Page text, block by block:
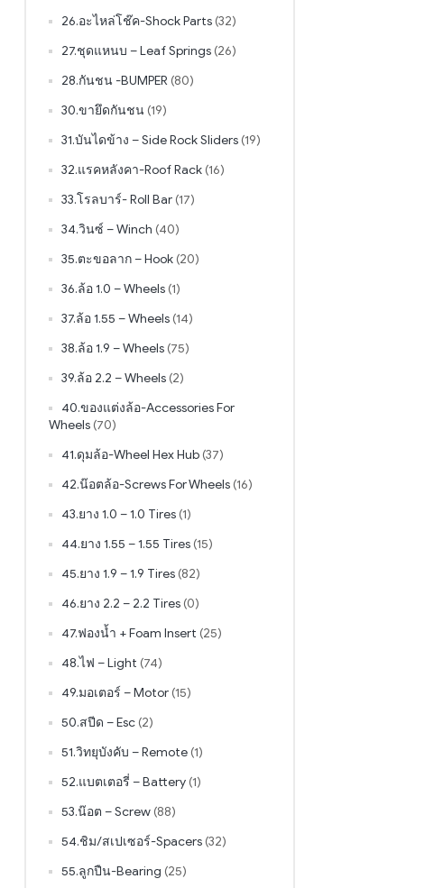
26.อะไหล่โช๊ค-Shock Parts (32)
27.ชุดแหนบ – Leaf Springs (26)
28.กันชน -BUMPER (80)
30.ขายึดกันชน (19)
31.บันไดข้าง – Side Rock Sliders (19)
32.แรคหลังคา-Roof Rack (16)
33.โรลบาร์- Roll Bar (17)
34.วินซ์ – Winch (40)
35.ตะขอลาก – Hook (20)
36.ล้อ 1.0 – Wheels (1)
37.ล้อ 1.55 – Wheels (14)
38.ล้อ 1.9 – Wheels (75)
39.ล้อ 2.2 – Wheels (2)
40.ของแต่งล้อ-Accessories For
Wheels (70)
41.ดุมล้อ-Wheel Hex Hub (37)
42.น๊อตล้อ-Screws For Wheels (16)
43.ยาง 1.0 – 1.0 Tires (1)
44.ยาง 1.55 – 1.55 Tires (15)
45.ยาง 1.9 – 1.9 Tires (82)
46.ยาง 2.2 – 2.2 Tires (0)
47.ฟองน้ำ + Foam Insert (25)
48.ไฟ – Light (74)
49.มอเตอร์ – Motor (15)
50.สปีด – Esc (2)
51.วิทยุบังคับ – Remote (1)
52.แบตเตอรี่ – Battery (1)
53.น๊อต – Screw (88)
54.ชิม/สเปเซอร์-Spacers (32)
55.ลูกปืน-Bearing (25)